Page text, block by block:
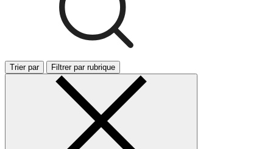
Trier par Filtrer par rubrique